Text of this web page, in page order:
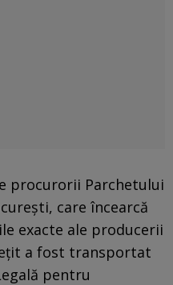
procurorii Parchetului
care încearcă
exacte ale producerii
a fost transportat
pentru